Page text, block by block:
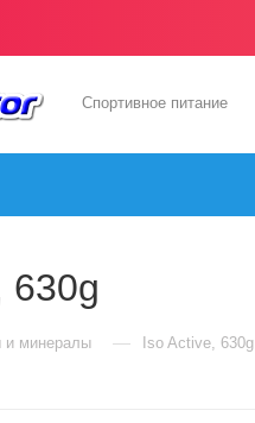
Спортивное питание
630g
и минералы — Iso Active, 630g